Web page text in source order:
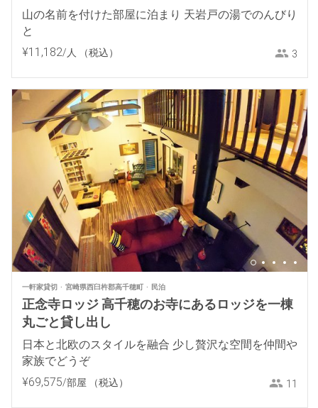
山の名前を付けた部屋に泊まり 天岩戸の湯でのんびり
と
¥11 ,182/人 （税込） 3
一軒家貸切 宮崎県西臼杵郡高千穂町 民泊
正念寺ロッジ 高千穂のお寺にあるロッジを一棟
丸ごと貸し出し
日本と北欧のスタイルを融合 少し贅沢な空間を仲間や
家族でどうぞ
¥69,575/部屋 （税込） 11